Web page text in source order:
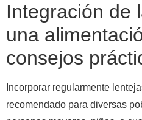
Integración de
una
consejos
Incorporar regularmente
recomendado para diversas